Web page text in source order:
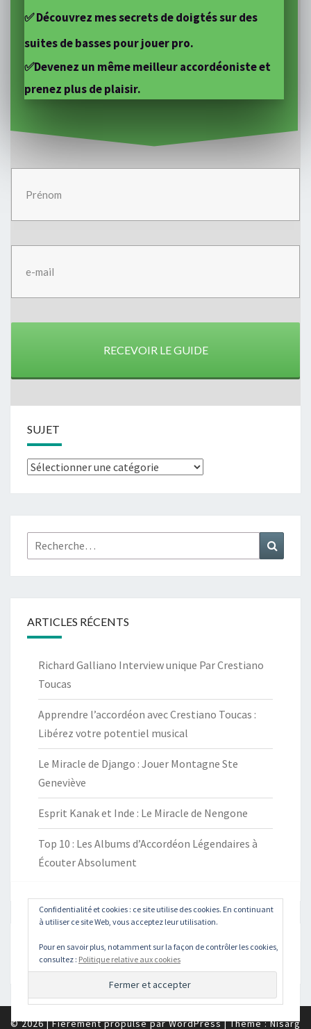
✅ Découvrez mes secrets de doigtés sur des
suites de basses pour jouer pro.
✅Devenez un même meilleur accordéoniste et
prenez plus de plaisir.
RECEVOIR LE GUIDE
SUJET
Sujet
Confidentialité et cookies : ce site utilise des cookies. En continuant
à utiliser ce site Web, vous acceptez leur utilisation.
Pour en savoir plus, notamment sur la façon de contrôler les cookies,
consultez : Politique relative aux cookies
Rechercher :
ARTICLES RÉCENTS
Richard Galliano Interview unique Par Crestiano
Toucas
Apprendre l’accordéon avec Crestiano Toucas :
Libérez votre potentiel musical
Le Miracle de Django : Jouer Montagne Ste
Geneviève
Esprit Kanak et Inde : Le Miracle de Nengone
Top 10 : Les Albums d’Accordéon Légendaires à
Écouter Absolument
Rechercher :
© 2026|Fièrement propulsé parWordPress |Thème :Nisarg